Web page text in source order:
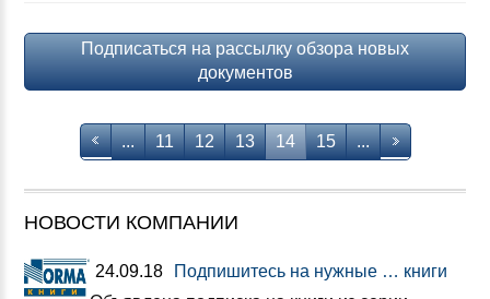
Подписаться на рассылку обзора новых
документов
... 11 12 13 14 15 ...
НОВОСТИ КОМПАНИИ
24.09.18
Подпишитесь на нужные … книги